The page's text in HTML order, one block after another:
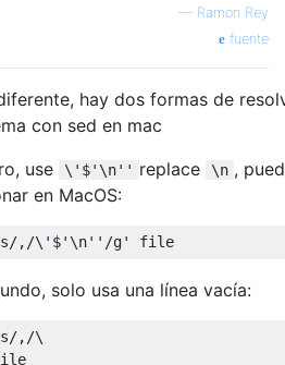
— Ramon Rey
fuente
hay dos formas de
con sed en mac
use
\'$'\n'' replace \n ,
en MacOS:
solo usa una línea vacía:
,/\